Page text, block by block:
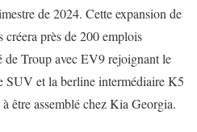
de 2024. Cette expansion de
près de 200 emplois
de Troup avec EV9 rejoignant le
SUV et la berline intermédiaire K5
être assemblé chez Kia Georgia.